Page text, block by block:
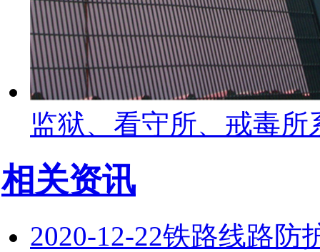
监狱、看守所、戒毒所
相关资讯
2020-12-22铁路线路防